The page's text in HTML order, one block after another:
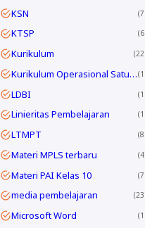
KSN 7
KTSP 6
Kurikulum 22
Kurikulum Operasional Satuan Pendidikan 1
LDBI 1
Linieritas Pembelajaran 1
LTMPT 8
Materi MPLS terbaru 4
Materi PAI Kelas 10 7
media pembelajaran 23
Microsoft Word 1